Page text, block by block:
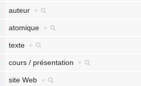
auteur +
atomique +
texte +
cours / présentation +
site Web +